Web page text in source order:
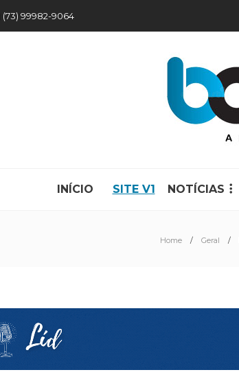
(73) 99982-9064
INÍCIO SITE V1 NOTÍCIAS
Home Geral